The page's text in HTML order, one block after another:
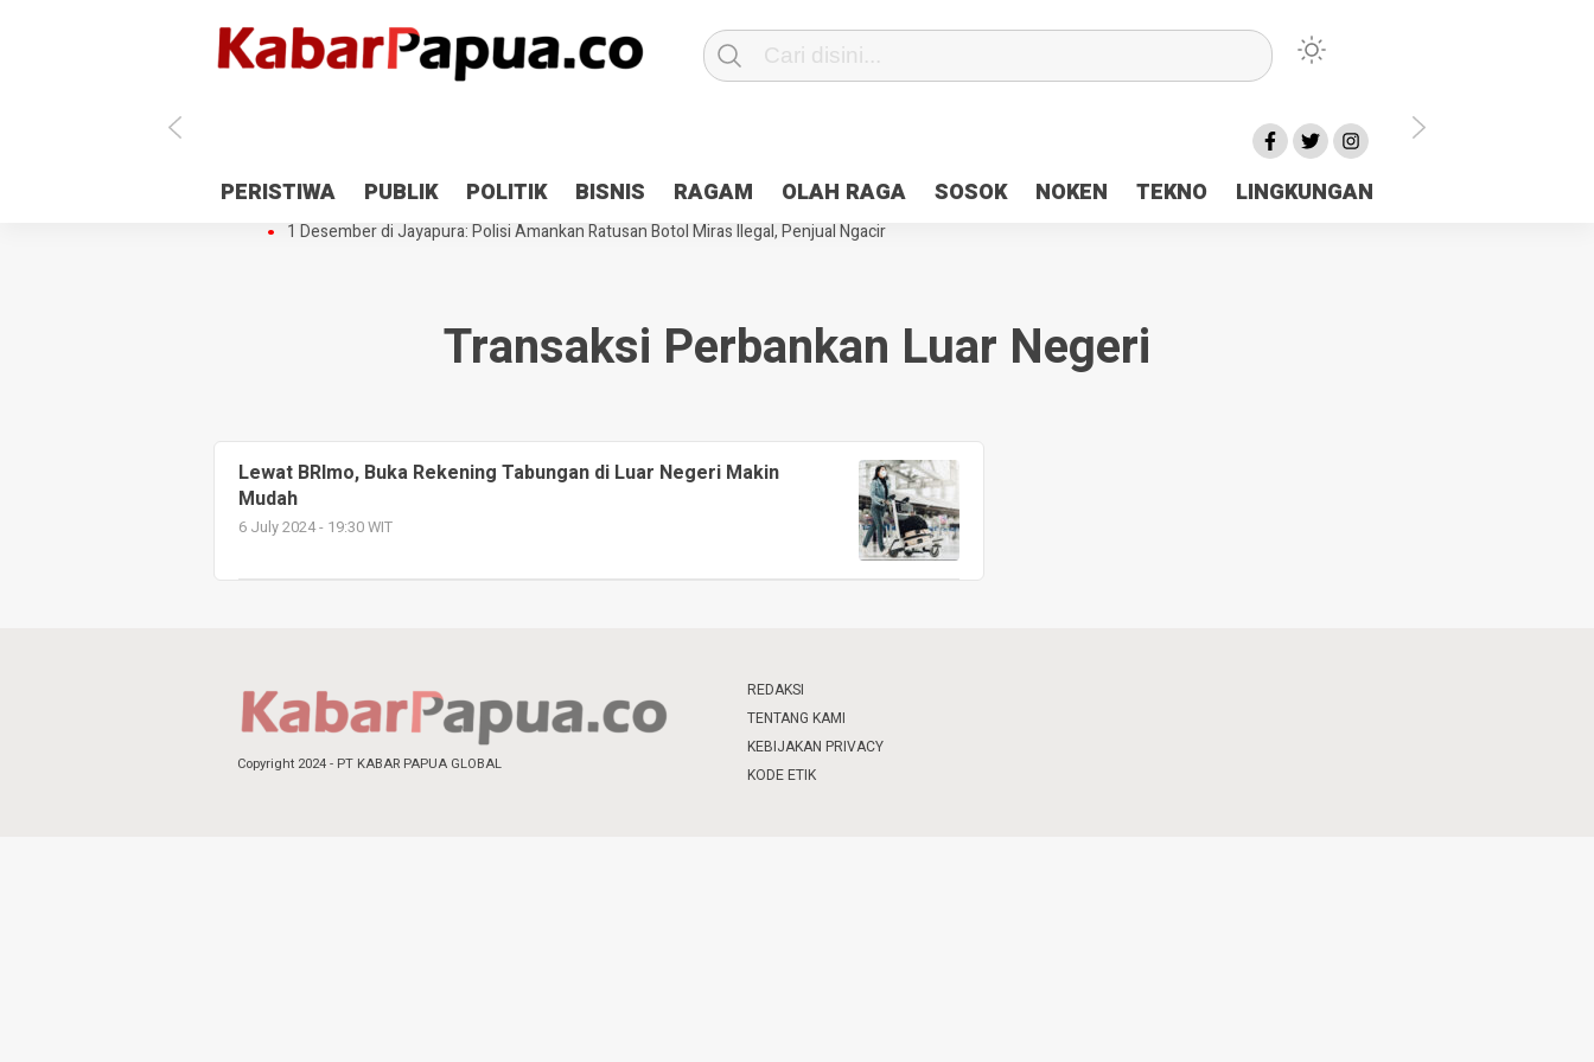
PERISTIWA PUBLIK POLITIK BISNIS RAGAM OLAH RAGA SOSOK NOKEN TEKNO LINGKUNGAN
Antisipasi 1 Desember, TNI Polri Patroli 2×24 jam di Kota Jayapura
Pesan Sejuk Polri di Deklarasi Pemilu Ceria Tanah Papua
Gedung Perpustakaan SMPN 5 Sentani Terbakar
Hibah Pilkada Jayapura Cair 10 Persen, Deposit Kas Daerah Rp23 Miliar Disorot
1 Desember di Jayapura: Polisi Amankan Ratusan Botol Miras Ilegal, Penjual Ngacir
Transaksi Perbankan Luar Negeri
Lewat BRImo, Buka Rekening Tabungan di Luar Negeri Makin
Mudah
6 July 2024 - 19:30 WIT
Copyright 2024 - PT KABAR PAPUA GLOBAL
REDAKSI
TENTANG KAMI
KEBIJAKAN PRIVACY
KODE ETIK